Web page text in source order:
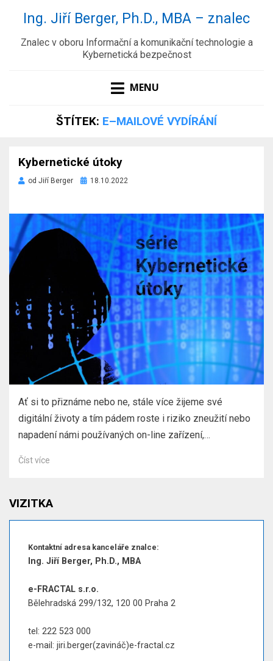
Ing. Jiří Berger, Ph.D., MBA – znalec
Znalec v oboru Informační a komunikační technologie a
Kybernetická bezpečnost
MENU
ŠTÍTEK: E–MAILOVÉ VYDÍRÁNÍ
Kybernetické útoky
od Jiří Berger
Zveřejněno
18.10.2022
Ať si to přiznáme nebo ne, stále více žijeme své
digitální životy a tím pádem roste i riziko zneužití nebo
napadení námi používaných on-line zařízení,…
Číst více
VIZITKA
Kontaktní adresa kanceláře znalce:
Ing. Jiří Berger, Ph.D., MBA
e-FRACTAL s.r.o.
Bělehradská 299/132, 120 00 Praha 2
tel: 222 523 000
e-mail: jiri.berger(zavináč)e-fractal.cz